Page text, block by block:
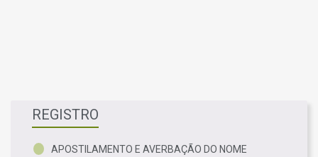
REGISTRO
APOSTILAMENTO E AVERBAÇÃO DO NOME